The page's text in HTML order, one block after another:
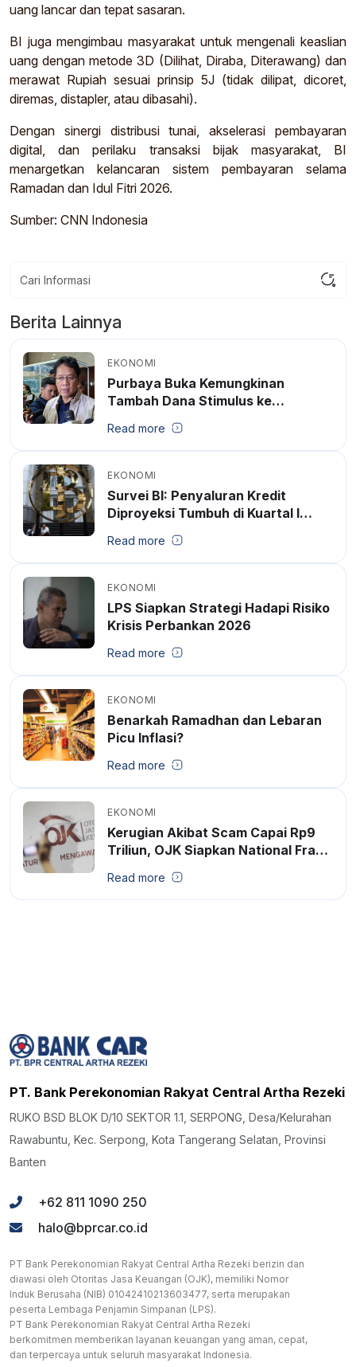
uang lancar dan tepat sasaran.
BI juga mengimbau masyarakat untuk mengenali keaslian
uang dengan metode 3D (Dilihat, Diraba, Diterawang) dan
merawat Rupiah sesuai prinsip 5J (tidak dilipat, dicoret,
diremas, distapler, atau dibasahi).
Dengan sinergi distribusi tunai, akselerasi pembayaran
digital, dan perilaku transaksi bijak masyarakat, BI
menargetkan kelancaran sistem pembayaran selama
Ramadan dan Idul Fitri 2026.
Sumber: CNN Indonesia
Berita Lainnya
EKONOMI
Purbaya Buka Kemungkinan
Tambah Dana Stimulus ke
Read more
EKONOMI
Survei BI: Penyaluran Kredit
Diproyeksi Tumbuh di Kuartal I
Read more
EKONOMI
LPS Siapkan Strategi Hadapi Risiko
Krisis Perbankan 2026
Read more
EKONOMI
Benarkah Ramadhan dan Lebaran
Picu Inflasi?
Read more
EKONOMI
Kerugian Akibat Scam Capai Rp9
Triliun, OJK Siapkan National Fraud
Read more
PT. Bank Perekonomian Rakyat Central Artha Rezeki
RUKO BSD BLOK D/10 SEKTOR 1.1, SERPONG, Desa/Kelurahan
Rawabuntu, Kec. Serpong, Kota Tangerang Selatan, Provinsi
Banten
+62 811 1090 250
halo@bprcar.co.id
PT Bank Perekonomian Rakyat Central Artha Rezeki berizin dan
diawasi oleh Otoritas Jasa Keuangan (OJK), memiliki Nomor
Induk Berusaha (NIB) 01042410213603477, serta merupakan
peserta Lembaga Penjamin Simpanan (LPS).
PT Bank Perekonomian Rakyat Central Artha Rezeki
berkomitmen memberikan layanan keuangan yang aman, cepat,
dan terpercaya untuk seluruh masyarakat Indonesia.